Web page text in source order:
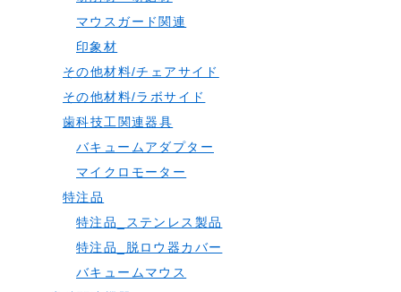
マウスガード関連
印象材
その他材料/チェアサイド
その他材料/ラボサイド
歯科技工関連器具
バキュームアダプター
マイクロモーター
特注品
特注品_ステンレス製品
特注品_脱ロウ器カバー
バキュームマウス